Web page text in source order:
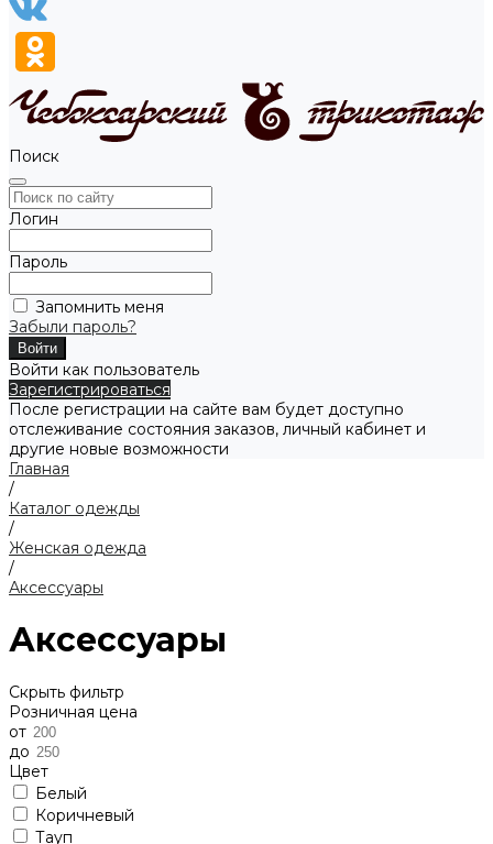
Поиск
Логин
Пароль
Запомнить меня
Забыли пароль?
Войти как пользователь
Зарегистрироваться
После регистрации на сайте вам будет доступно
отслеживание состояния заказов, личный кабинет и
другие новые возможности
Главная
/
Каталог одежды
/
Женская одежда
/
Аксессуары
Аксессуары
Скрыть фильтр
Розничная цена
от
до
Цвет
Белый
Коричневый
Тауп